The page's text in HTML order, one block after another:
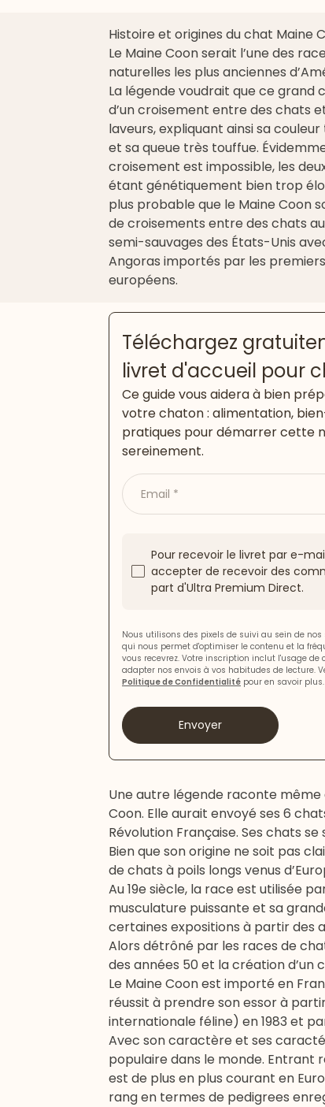
Histoire et origines du chat Maine
Le Maine Coon serait l’une des
naturelles les plus anciennes
La légende voudrait que ce grand
d’un croisement entre des chats
laveurs, expliquant ainsi sa
et sa queue très touffue.
croisement est impossible, les
étant génétiquement bien trop
plus probable que le Maine Coon
de croisements entre des chats
semi-sauvages des États-Unis
Angoras importés par les
européens.
Téléchargez
livret d'accueil pour
Ce guide vous aidera à bien
votre chaton : alimentation,
pratiques pour démarrer cette
sereinement.
Email
Pour recevoir le livret par e-
accepter de recevoir des
part d'Ultra Premium Direct.
Nous utilisons des pixels de suivi au sein de
qui nous permet d'optimiser le contenu et la
vous recevrez. Votre inscription inclut l'usage de
adapter nos envois à vos habitudes de lecture.
Politique de Confidentialité pour en savoir plus.
Envoyer
Une autre légende raconte
Coon. Elle aurait envoyé ses 6
Révolution Française. Ses chats
Bien que son origine ne soit pas
de chats à poils longs venus
Au 19e siècle, la race est utilisée
musculature puissante et sa
certaines expositions à partir des
Alors détrôné par les races de
des années 50 et la création
Le Maine Coon est importé en
réussit à prendre son essor à
internationale féline) en 1983 et
Avec son caractère et ses
populaire dans le monde. Entrant
est de plus en plus courant en
rang en termes de pedigrees